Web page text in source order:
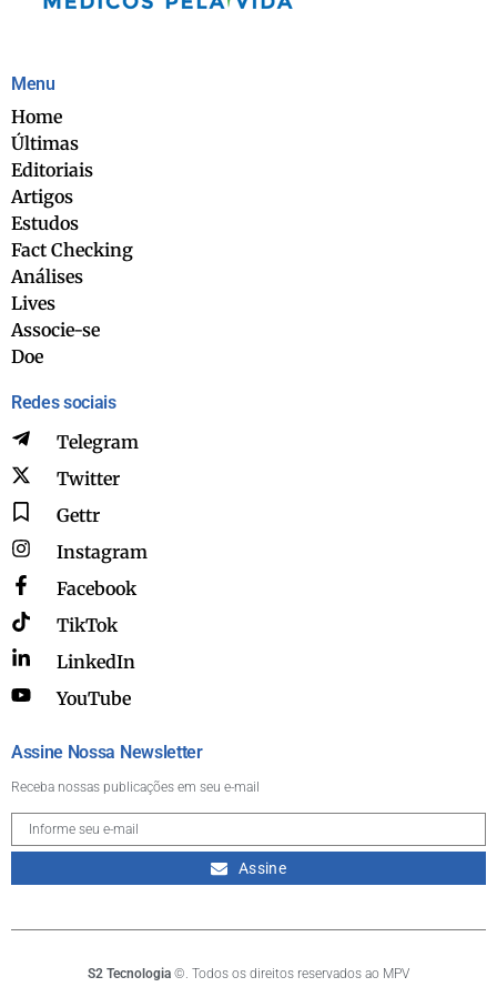
Menu
Home
Últimas
Editoriais
Artigos
Estudos
Fact Checking
Análises
Lives
Associe-se
Doe
Redes sociais
Telegram
Twitter
Gettr
Instagram
Facebook
TikTok
LinkedIn
YouTube
Assine Nossa Newsletter
Receba nossas publicações em seu e-mail
Assine
S2 Tecnologia ©. Todos os direitos reservados ao MPV